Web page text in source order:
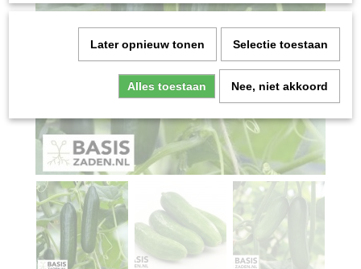
Later opnieuw tonen Selectie toestaan
Alles toestaan Nee, niet akkoord